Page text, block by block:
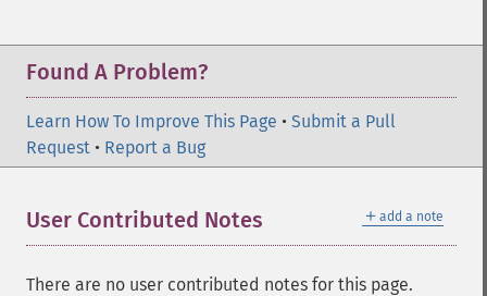
Found A Problem?
Learn How To Improve This Page • Submit a Pull
Request • Report a Bug
＋ add a note
User Contributed Notes
There are no user contributed notes for this page.
setImageCompressionQuality
setImageDelay
setImageDepth
setImageDispose
setImageExtent
setImageFilename
setImageGamma
setImageGravity
setImageGreenPrimary